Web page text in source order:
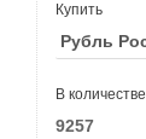
Купить
В количестве